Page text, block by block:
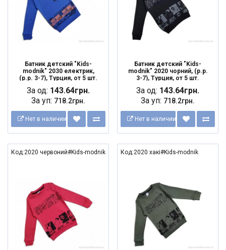
Батник детский "Kids-
modnik" 2030 електрик,
(р.р. 3-7), Турция, от 5 шт.
За од: 143.64грн.
За уп: 718.2грн.
Нет в наличии
Батник детский "Kids-
modnik" 2020 чорний, (р.р.
3-7), Турция, от 5 шт.
За од: 143.64грн.
За уп: 718.2грн.
Нет в наличии
Код:2020 червоний#Kids-modnik Код:2020 хакі#Kids-modnik